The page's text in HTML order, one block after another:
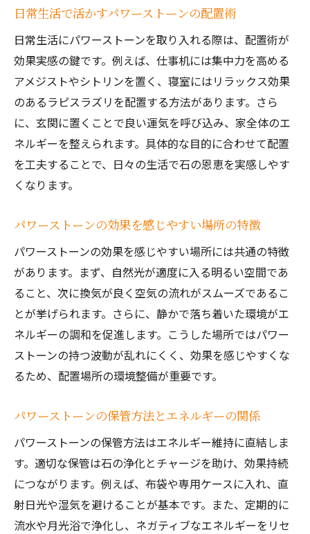
日常生活で活かすパワーストーンの配置術
日常生活にパワーストーンを取り入れる際は、配置術が
効果実感の鍵です。例えば、仕事机には集中力を高める
アメジストやシトリンを置く、寝室にはリラックス効果
のあるラピスラズリを配置する方法があります。さら
に、玄関に置くことで良い運気を呼び込み、家全体のエ
ネルギーを整えられます。具体的な目的に合わせて配置
を工夫することで、日々の生活で石の恩恵を実感しやす
くなります。
パワーストーンの効果を感じやすい場所の特徴
パワーストーンの効果を感じやすい場所には共通の特徴
があります。まず、自然光が適度に入る明るい空間であ
ること、次に換気が良く空気の流れがスムーズであるこ
とが挙げられます。さらに、静かで落ち着いた環境がエ
ネルギーの調和を促進します。こうした場所ではパワー
ストーンの持つ波動が乱れにくく、効果を感じやすくな
るため、配置場所の環境整備が重要です。
パワーストーンの保管方法とエネルギーの関係
パワーストーンの保管方法はエネルギー維持に直結しま
す。適切な保管は石の浄化とチャージを助け、効果持続
につながります。例えば、布袋や専用ケースに入れ、直
射日光や湿気を避けることが基本です。また、定期的に
流水や月光浴で浄化し、ネガティブなエネルギーをリセ